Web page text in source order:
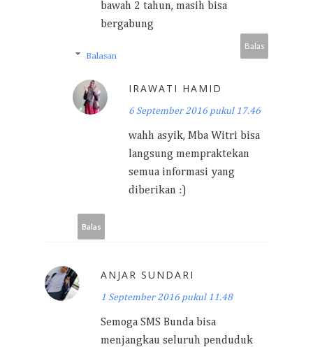
bawah 2 tahun, masih bisa
bergabung
Balas
Balasan
IRAWATI HAMID
6 September 2016 pukul 17.46
wahh asyik, Mba Witri bisa
langsung mempraktekan
semua informasi yang
diberikan :)
Balas
ANJAR SUNDARI
1 September 2016 pukul 11.48
Semoga SMS Bunda bisa
menjangkau seluruh penduduk